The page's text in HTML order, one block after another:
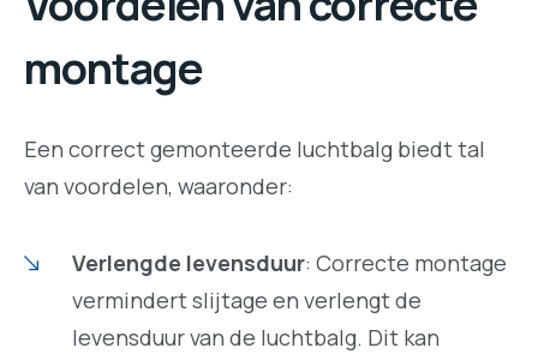
montage
Een correct gemonteerde luchtbalg biedt tal
van voordelen, waaronder:
Verlengde levensduur: Correcte montage
vermindert slijtage en verlengt de
levensduur van de luchtbalg. Dit kan